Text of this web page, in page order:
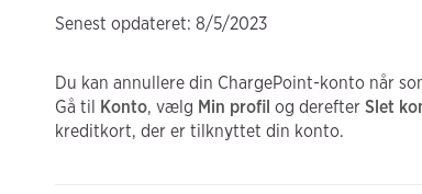
Senest opdateret: 8/5/2023
Du kan annullere din ChargePoint-konto når
Gå til Konto, vælg Min profil og derefter Slet
kreditkort, der er tilknyttet din konto.